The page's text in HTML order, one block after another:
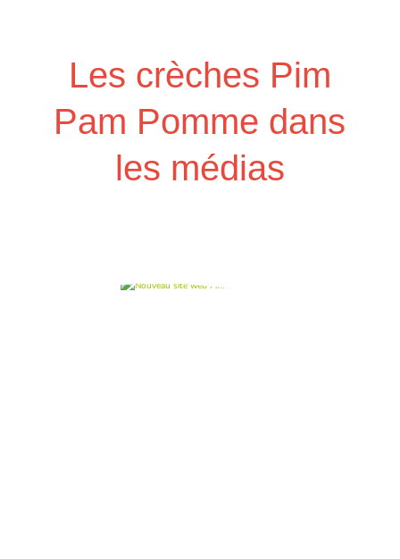
Les crèches Pim
Pam Pomme dans
les médias